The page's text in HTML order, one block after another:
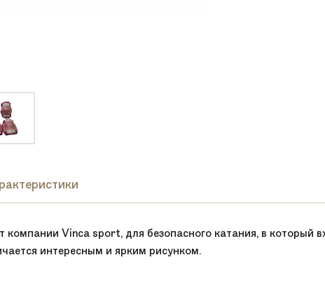
компании Vinca sport, для безопасного катания, в который
интересным и ярким рисунком.